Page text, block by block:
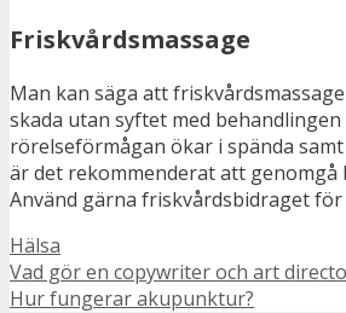
Friskvårdsmassage
Man kan säga att
skada utan syftet med
rörelseförmågan ökar i spända
är det rekommenderat att
Använd gärna friskvårdsbidraget
Kategorier
Hälsa
Vad gör en copywriter och art
Hur fungerar akupunktur?